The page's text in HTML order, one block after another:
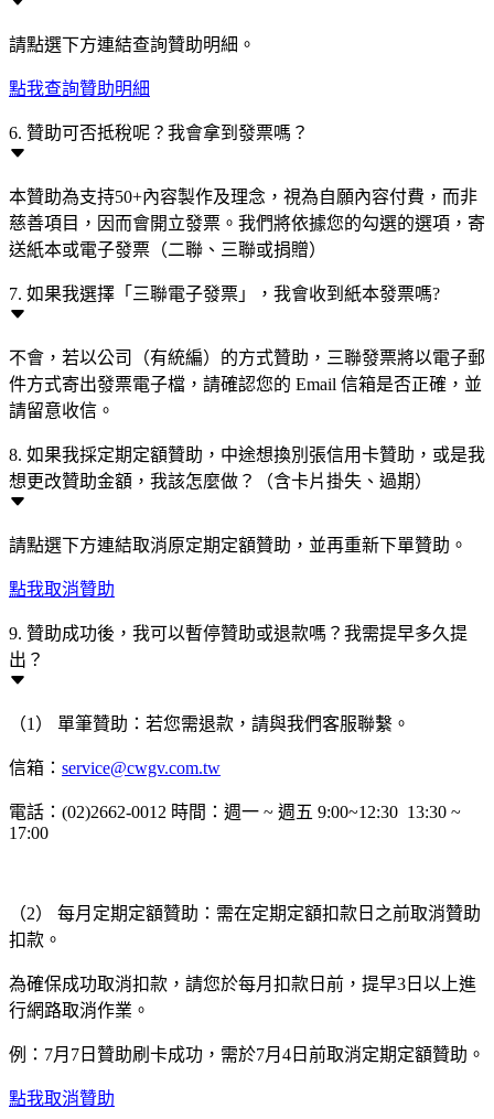
請點選下方連結查詢贊助明細。
點我查詢贊助明細
6. 贊助可否抵稅呢？我會拿到發票嗎？
本贊助為支持50+內容製作及理念，視為自願內容付費，而非
慈善項目，因而會開立發票。我們將依據您的勾選的選項，寄
送紙本或電子發票（二聯、三聯或捐贈）
7. 如果我選擇「三聯電子發票」，我會收到紙本發票嗎?
不會，若以公司（有統編）的方式贊助，三聯發票將以電子郵
件方式寄出發票電子檔，請確認您的 Email 信箱是否正確，並
請留意收信。
8. 如果我採定期定額贊助，中途想換別張信用卡贊助，或是我
想更改贊助金額，我該怎麼做？（含卡片掛失、過期）
請點選下方連結取消原定期定額贊助，並再重新下單贊助。
點我取消贊助
9. 贊助成功後，我可以暫停贊助或退款嗎？我需提早多久提
出？
（1） 單筆贊助：若您需退款，請與我們客服聯繫。
信箱： service@cwgv.com.tw
電話：(02)2662-0012 時間：週一 ~ 週五 9:00~12:30 13:30 ~
17:00
（2） 每月定期定額贊助：需在定期定額扣款日之前取消贊助
扣款。
為確保成功取消扣款，請您於每月扣款日前，提早3日以上進
行網路取消作業。
例：7月7日贊助刷卡成功，需於7月4日前取消定期定額贊助。
點我取消贊助